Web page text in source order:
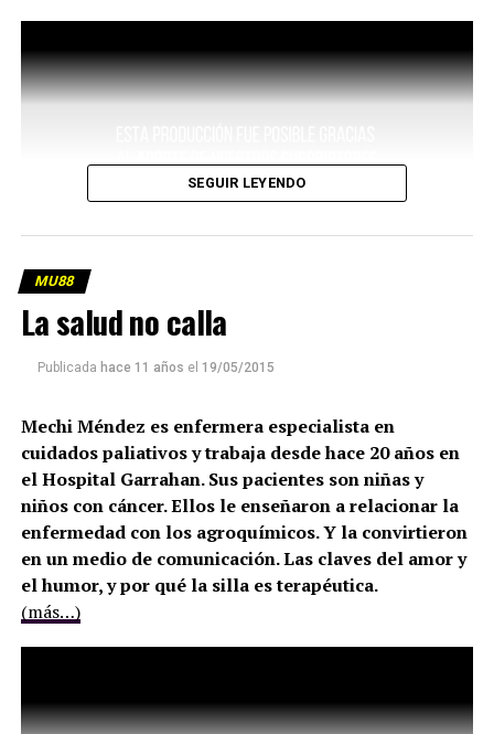
SEGUIR LEYENDO
MU88
La salud no calla
Publicada hace 11 años el 19/05/2015
Mechi Méndez es enfermera especialista en
cuidados paliativos y trabaja desde hace 20 años en
el Hospital Garrahan. Sus pacientes son niñas y
niños con cáncer. Ellos le enseñaron a relacionar la
enfermedad con los agroquímicos. Y la convirtieron
en un medio de comunicación. Las claves del amor y
el humor, y por qué la silla es terapéutica.
(más…)